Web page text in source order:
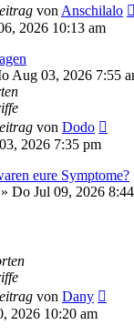
von Anschilalo
2026 10:13 am
Aug 03, 2026 7:55
von Dodo
2026 7:35 pm
eure Symptome?
» Do Jul 09, 2026
von Dany
2026 10:20 am